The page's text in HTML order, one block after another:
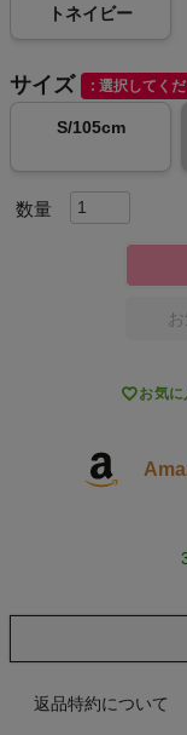
レディースカジュアル
メンズスポーツウェア
スポーツシューズ
もっ
キャンプ・フェス
もっと
トネイビー
サイズ 選択してく
S/105cm
お気
返品特約について